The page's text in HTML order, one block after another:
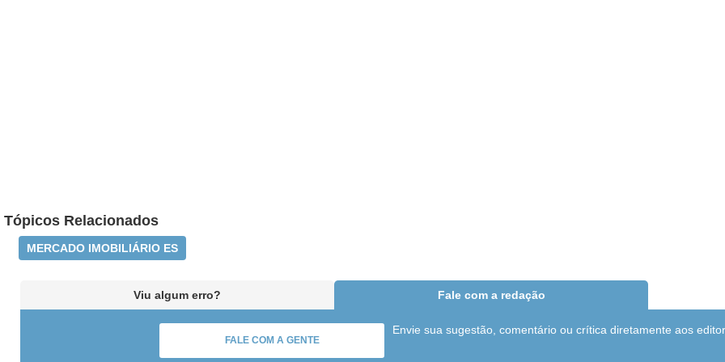
Tópicos Relacionados
MERCADO IMOBILIÁRIO ES
Viu algum erro? Fale com a redação
FALE COM A GENTE
Envie sua sugestão, comentário ou crítica diretamente aos